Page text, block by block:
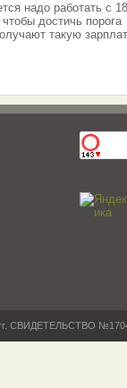
надо работать с
достичь порога
такую
СВИДЕТЕЛЬСТВО